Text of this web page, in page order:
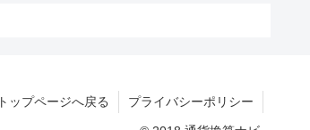
トップページへ戻る プライバシーポリシー